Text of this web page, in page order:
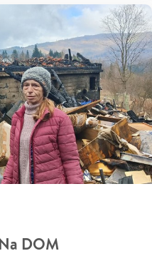
DOM